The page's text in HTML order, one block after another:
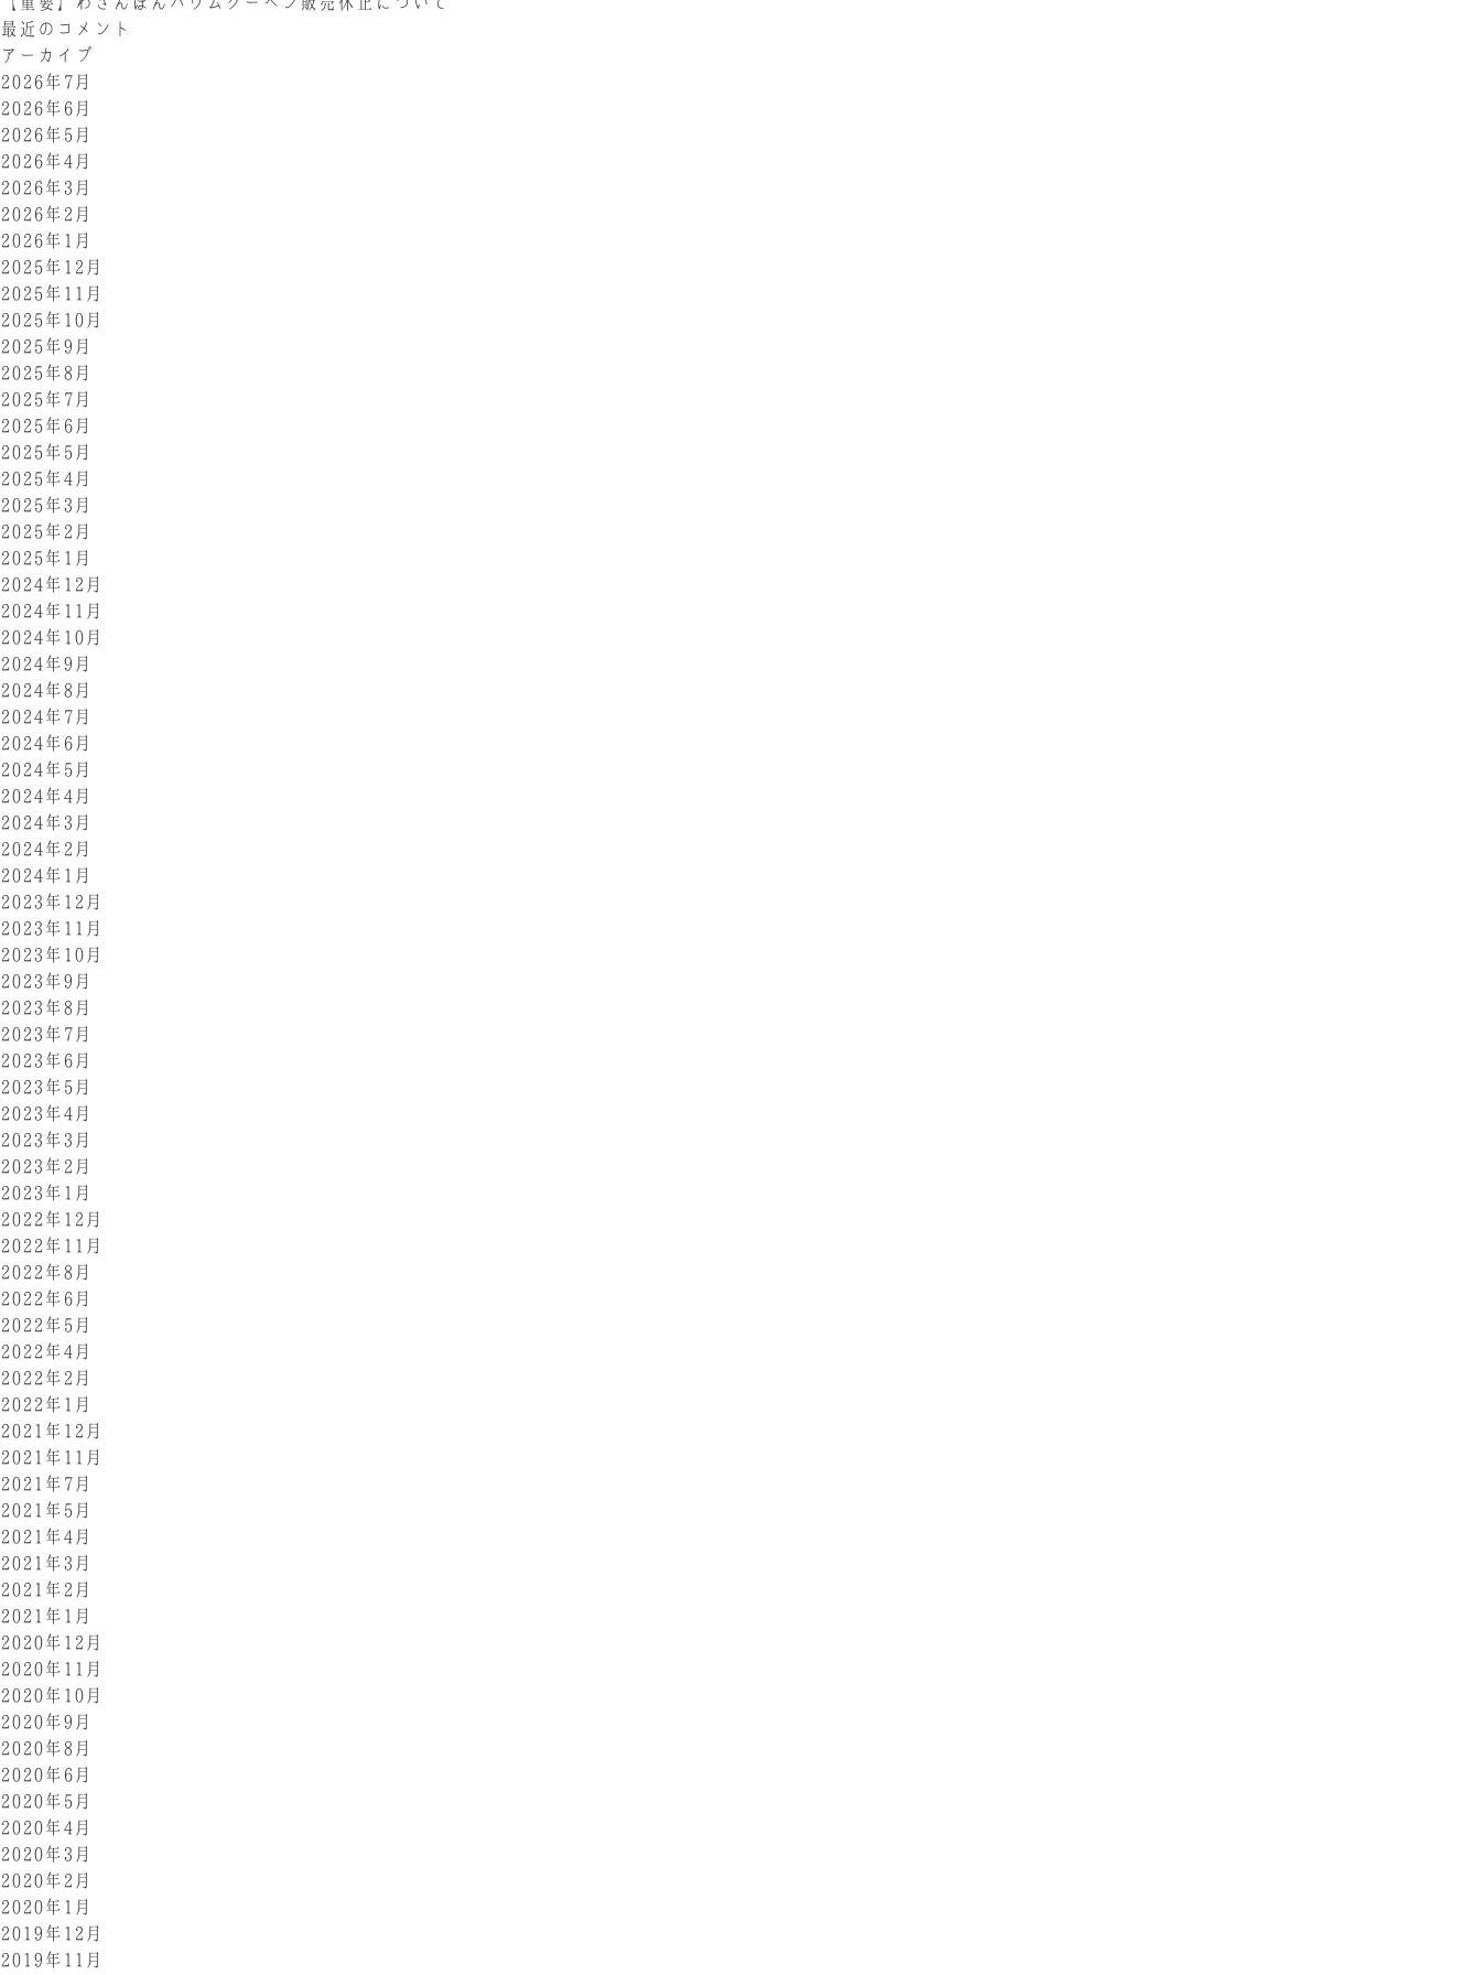
最近のコメント
アーカイブ
2026年7月
2026年6月
2026年5月
2026年4月
2026年3月
2026年2月
2026年1月
2025年12月
2025年11月
2025年10月
2025年9月
2025年8月
2025年7月
2025年6月
2025年5月
2025年4月
2025年3月
2025年2月
2025年1月
2024年12月
2024年11月
2024年10月
2024年9月
2024年8月
2024年7月
2024年6月
2024年5月
2024年4月
2024年3月
2024年2月
2024年1月
2023年12月
2023年11月
2023年10月
2023年9月
2023年8月
2023年7月
2023年6月
2023年5月
2023年4月
2023年3月
2023年2月
2023年1月
2022年12月
2022年11月
2022年8月
2022年6月
2022年5月
2022年4月
2022年2月
2022年1月
2021年12月
2021年11月
2021年7月
2021年5月
2021年4月
2021年3月
2021年2月
2021年1月
2020年12月
2020年11月
2020年10月
2020年9月
2020年8月
2020年6月
2020年5月
2020年4月
2020年3月
2020年2月
2020年1月
2019年12月
2019年11月